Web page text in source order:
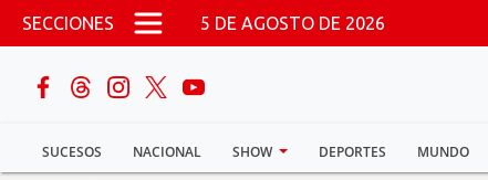
Pasar al contenido principal
SECCIONES 5 DE AGOSTO DE 2026
SUCESOS NACIONAL SHOW DEPORTES MUNDO
buscar
Sucesos